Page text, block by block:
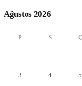
Ağustos 2026
P S Ç
3 4 5